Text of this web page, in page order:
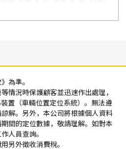
為準。
情況時保護顧客並迅速作出處理，
置（車輛位置定位系統）。無法遵
解。另外，本公司將根據個人資料
間的定位數據，敬請理解。如對本
人員查詢。
另外徵收消費稅。